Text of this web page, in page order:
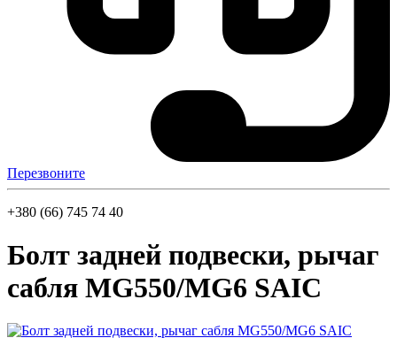
Перезвоните
+380 (66) 745 74 40
Болт задней подвески, рычаг
сабля MG550/MG6 SAIC